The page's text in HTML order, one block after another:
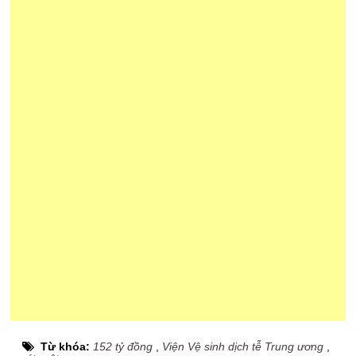
Từ khóa: 152 tỷ đồng Viện Vệ sinh dịch tễ Trung ương